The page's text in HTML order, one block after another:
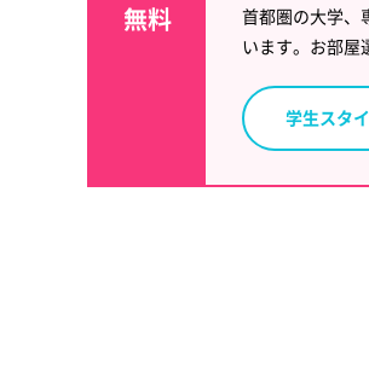
無料
首都圏の大学、
います。お部屋
学生スタ